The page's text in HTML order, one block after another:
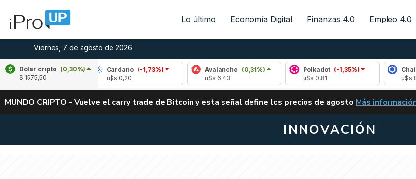
Lo último Economía Digital Finanzas 4.0 Empleo 4.0
Viernes, 7 de agosto de 2026
Dólar cripto (0,30%)
$ 1575,50
(-2,04%)
Cardano (-1,73%)
u$s 0,20
Avalanche (0,31%)
u$s 6,43
Polkadot (-1,35%)
u$s 0,81
Chainlink
u$s 8,24
ALERTA
MUNDO CRIPTO - Vuelve el carry trade de Bitcoin y esta señal define los precios de agosto VUELVE EL
Más información
INNOVACIÓN